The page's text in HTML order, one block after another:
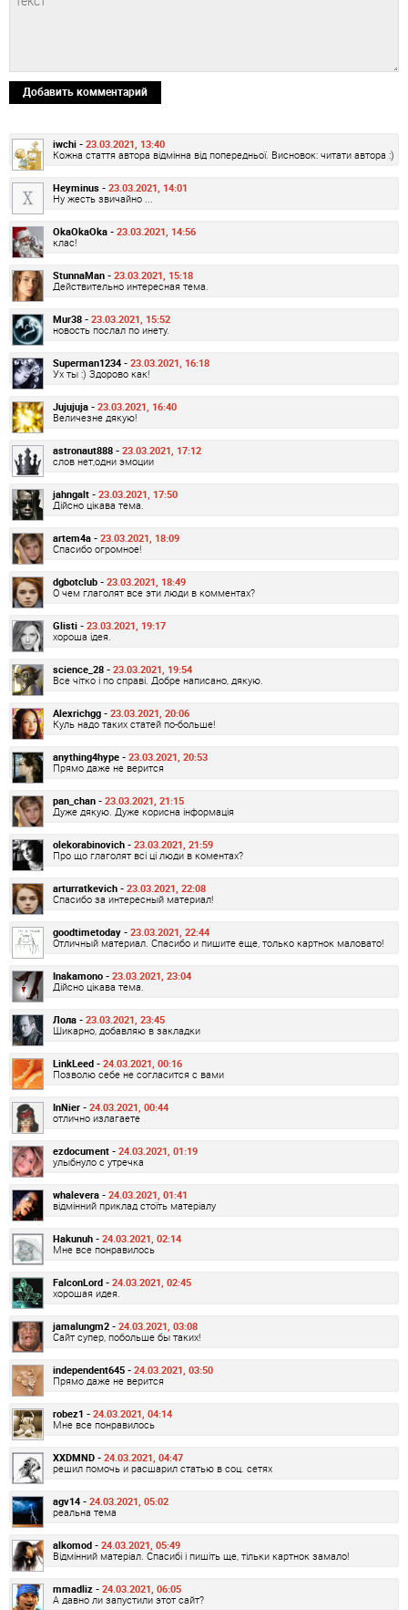
Добавить комментарий
iwchi - 23.03.2021, 13:40
Кожна стаття автора відмінна від попередньої. Висновок: читати автора :)
Heyminus - 23.03.2021, 14:01
Ну жесть звичайно ...
OkaOkaOka - 23.03.2021, 14:56
клас!
StunnaMan - 23.03.2021, 15:18
Действительно интересная тема.
Mur38 - 23.03.2021, 15:52
новость послал по инету.
Superman1234 - 23.03.2021, 16:18
Ух ты :) Здорово как!
Jujujuja - 23.03.2021, 16:40
Величезне дякую!
astronaut888 - 23.03.2021, 17:12
слов нет,одни эмоции
jahngalt - 23.03.2021, 17:50
Дійсно цікава тема.
artem4a - 23.03.2021, 18:09
Спасибо огромное!
dgbotclub - 23.03.2021, 18:49
О чем глаголят все эти люди в комментах?
Glisti - 23.03.2021, 19:17
хороша ідея.
science_28 - 23.03.2021, 19:54
Все чітко і по справі. Добре написано, дякую.
Alexrichgg - 23.03.2021, 20:06
Куль надо таких статей по-больше!
anything4hype - 23.03.2021, 20:53
Прямо даже не верится
pan_chan - 23.03.2021, 21:15
Дуже дякую. Дуже корисна інформація
olekorabinovich - 23.03.2021, 21:59
Про що глаголят всі ці люди в коментах?
arturratkevich - 23.03.2021, 22:08
Спасибо за интересный материал!
goodtimetoday - 23.03.2021, 22:44
Отличный материал. Спасибо и пишите еще, только картнок маловато!
Inakamono - 23.03.2021, 23:04
Дійсно цікава тема.
Лола - 23.03.2021, 23:45
Шикарно, добавляю в закладки
LinkLeed - 24.03.2021, 00:16
Позволю себе не согласится с вами
InNier - 24.03.2021, 00:44
отлично излагаете
ezdocument - 24.03.2021, 01:19
улыбнуло с утречка
whalevera - 24.03.2021, 01:41
відмінний приклад стоїть матеріалу
Hakunuh - 24.03.2021, 02:14
Мне все понравилось
FalconLord - 24.03.2021, 02:45
хорошая идея.
jamalungm2 - 24.03.2021, 03:08
Сайт супер, побольше бы таких!
independent645 - 24.03.2021, 03:50
Прямо даже не верится
robez1 - 24.03.2021, 04:14
Мне все понравилось
XXDMND - 24.03.2021, 04:47
решил помочь и расшарил статью в соц. сетях
agv14 - 24.03.2021, 05:02
реальна тема
alkomod - 24.03.2021, 05:49
Відмінний матеріал. Спасибі і пишіть ще, тільки картнок замало!
mmadliz - 24.03.2021, 06:05
А давно ли запустили этот сайт?